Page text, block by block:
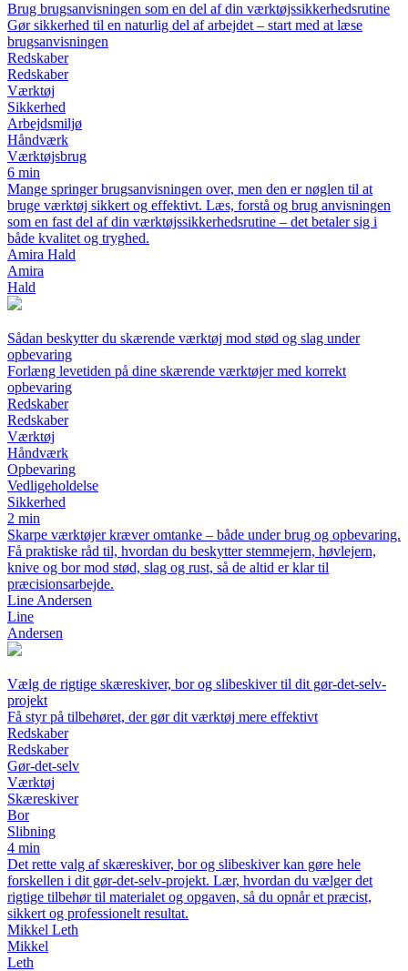
Brug brugsanvisningen som en del af din værktøjssikkerhedsrutine
Gør sikkerhed til en naturlig del af arbejdet – start med at læse
brugsanvisningen
Redskaber
Redskaber
Værktøj
Sikkerhed
Arbejdsmiljø
Håndværk
Værktøjsbrug
6 min
Mange springer brugsanvisningen over, men den er nøglen til at
bruge værktøj sikkert og effektivt. Læs, forstå og brug anvisningen
som en fast del af din værktøjssikkerhedsrutine – det betaler sig i
både kvalitet og tryghed.
Amira Hald
Amira
Hald
Sådan beskytter du skærende værktøj mod stød og slag under
opbevaring
Forlæng levetiden på dine skærende værktøjer med korrekt
opbevaring
Redskaber
Redskaber
Værktøj
Håndværk
Opbevaring
Vedligeholdelse
Sikkerhed
2 min
Skarpe værktøjer kræver omtanke – både under brug og opbevaring.
Få praktiske råd til, hvordan du beskytter stemmejern, høvlejern,
knive og bor mod stød, slag og rust, så de altid er klar til
præcisionsarbejde.
Line Andersen
Line
Andersen
Vælg de rigtige skæreskiver, bor og slibeskiver til dit gør-det-selv-
projekt
Få styr på tilbehøret, der gør dit værktøj mere effektivt
Redskaber
Redskaber
Gør-det-selv
Værktøj
Skæreskiver
Bor
Slibning
4 min
Det rette valg af skæreskiver, bor og slibeskiver kan gøre hele
forskellen i dit gør-det-selv-projekt. Lær, hvordan du vælger det
rigtige tilbehør til materialet og opgaven, så du opnår et præcist,
sikkert og professionelt resultat.
Mikkel Leth
Mikkel
Leth